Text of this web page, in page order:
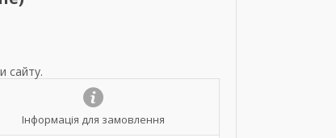
сайту.
Інформація для замовлення